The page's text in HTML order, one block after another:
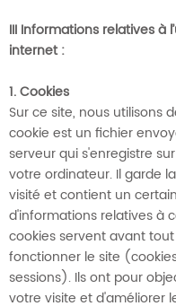
III Informations relatives à
internet :
1. Cookies
Sur ce site, nous utilisons
cookie est un fichier
serveur qui s'enregistre
votre ordinateur. Il garde
visité et contient un
d'informations relatives à
cookies servent avant
fonctionner le site
sessions). Ils ont pour
votre visite et d'améliorer